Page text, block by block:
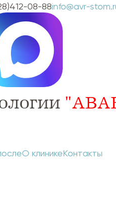
08-88info@avr-
О клиникеКонтакты